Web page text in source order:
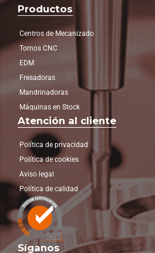
Productos
Centros de Mecanizado
Tornos CNC
EDM
Fresadoras
Mandrinadoras
Máquinas en Stock
Atención al cliente
Política de privacidad
Política de cookies
Aviso legal
Política de calidad
Síganos